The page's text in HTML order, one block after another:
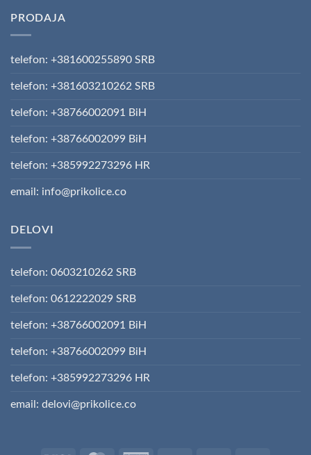
PRODAJA
telefon: +381600255890 SRB
telefon: +381603210262 SRB
telefon: +38766002091 BiH
telefon: +38766002099 BiH
telefon: +385992273296 HR
email: info@prikolice.co
DELOVI
telefon: 0603210262 SRB
telefon: 0612222029 SRB
telefon: +38766002091 BiH
telefon: +38766002099 BiH
telefon: +385992273296 HR
email: delovi@prikolice.co